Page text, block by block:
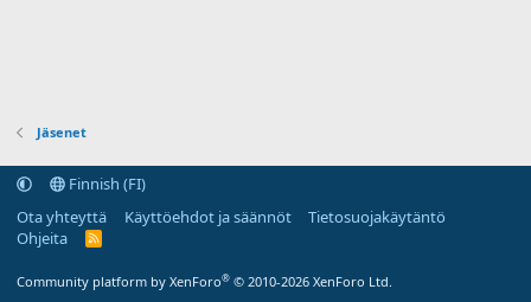
Jäsenet
Finnish (FI)
Ota yhteyttä
Käyttöehdot ja säännöt
Tietosuojakäytäntö
Ohjeita
R
Community platform by XenForo® © 2010-2026 XenForo Ltd.